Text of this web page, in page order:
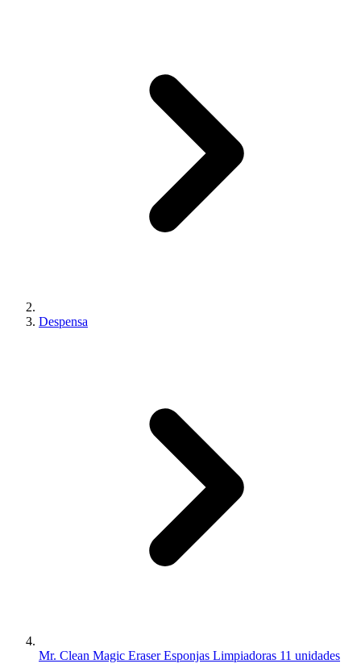
Despensa
Mr. Clean Magic Eraser Esponjas Limpiadoras 11 unidades